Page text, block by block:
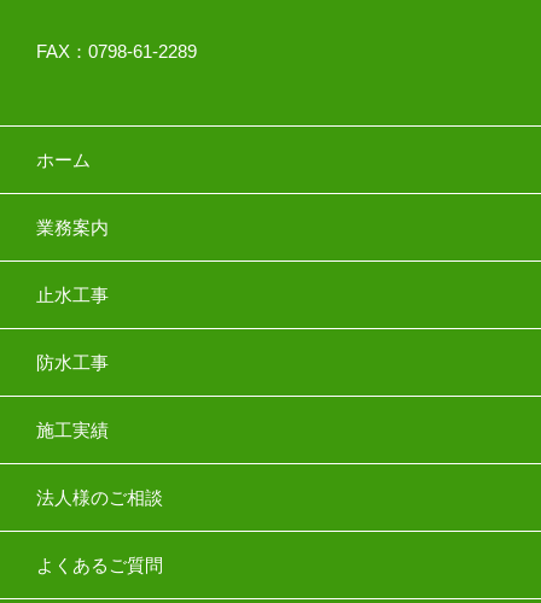
FAX：0798-61-2289
ホーム
業務案内
止水工事
防水工事
施工実績
法人様のご相談
よくあるご質問